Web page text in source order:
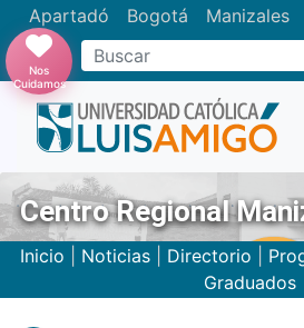
Apartadó Bogotá Manizales
Nos
Cuidamos
Centro Regional
Inicio Noticias| Directorio
Graduados